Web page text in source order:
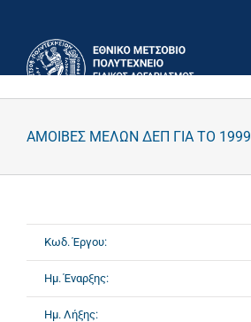
περιεχόμενο
ΑΜΟΙΒΕΣ ΜΕΛΩΝ ΔΕΠ ΓΙΑ ΤΟ 1999
Κωδ. Έργου:
Ημ. Έναρξης:
Ημ. Λήξης: